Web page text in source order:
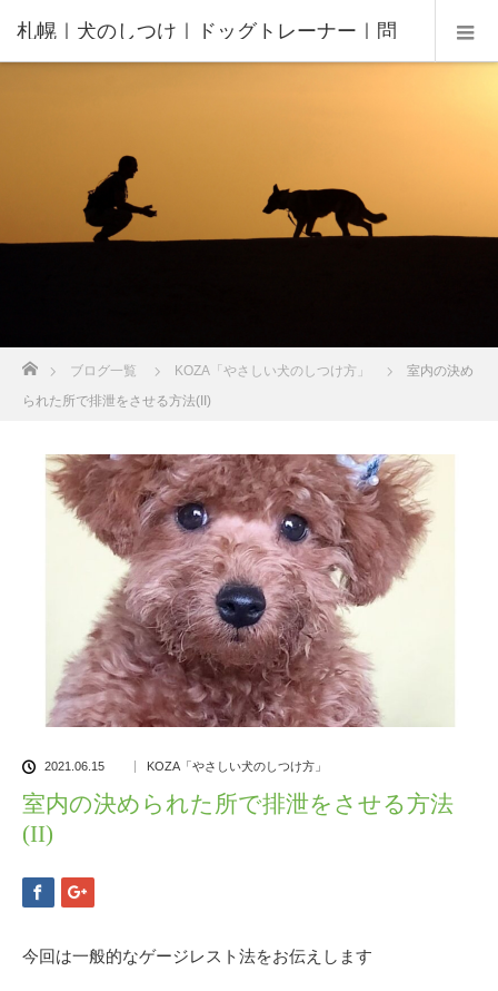
札幌｜犬のしつけ｜ドッグトレーナー｜問
んの家庭教師®️
ブログ一覧 KOZA「やさしい犬のしつけ方」
室内の決め
られた所で排泄をさせる方法(II)
2021.06.15 KOZA「やさしい犬のしつけ方」
室内の決められた所で排泄をさせる方法
(II)
今回は一般的なゲージレスト法をお伝えします